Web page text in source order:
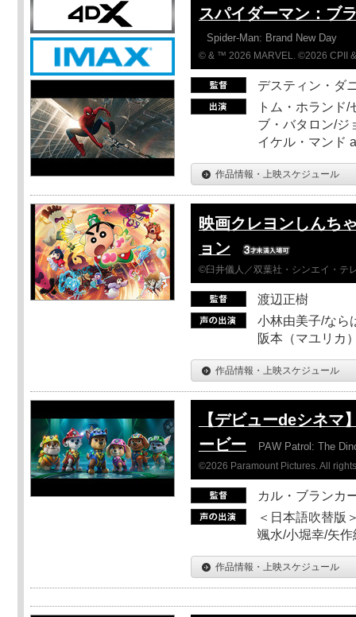
スパイダーマン：ブ
Spider-Man: Brand New Day
© & ™ 2026 MARVEL. ©2026 CPII
デスティン・ダ
トム・ホランド
ブ・バタロン/ジ
イケル・マンド
作品情報・上映スケジュール
映画クレヨンしんち
ョン
©臼井儀人／双葉社・シンエイ・テ
渡辺正樹
小林由美子/なら
阪本（マユリカ
作品情報・上映スケジュール
【デビューdeシネマ
ービー
PAW Patrol: The
©2026 Paramount Pictures. All
カル・ブランカ
＜日本語吹替版
颯水/小堀幸/矢作
作品情報・上映スケジュール